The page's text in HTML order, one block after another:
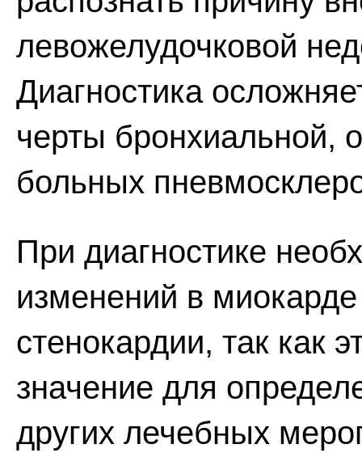
левожелудочковой
Диагностика
черты бронхиальной,
больных
При диагностике
изменений в
стенокардии, так как
значение для
других лечебных